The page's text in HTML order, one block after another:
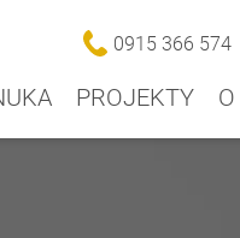
0915 366 574
PROJEKTY